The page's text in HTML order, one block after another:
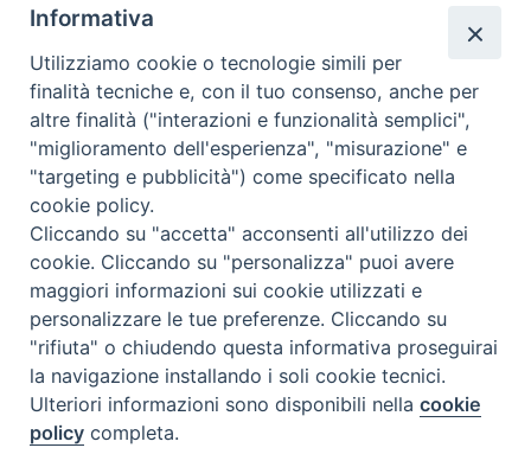
8 Prossimo "
Piazza Mario Dottori, 14
02047 Poggio Mirteto (Rieti)
Informativa
Utilizziamo cookie o tecnologie simili per
finalità tecniche e, con il tuo consenso, anche per
altre finalità ("interazioni e funzionalità semplici",
"miglioramento dell'esperienza", "misurazione" e
"targeting e pubblicità") come specificato nella
cookie policy.
Cliccando su "accetta" acconsenti all'utilizzo dei
cookie. Cliccando su "personalizza" puoi avere
maggiori informazioni sui cookie utilizzati e
personalizzare le tue preferenze. Cliccando su
"rifiuta" o chiudendo questa informativa proseguirai
la navigazione installando i soli cookie tecnici.
Ulteriori informazioni sono disponibili nellacookie
policy completa.